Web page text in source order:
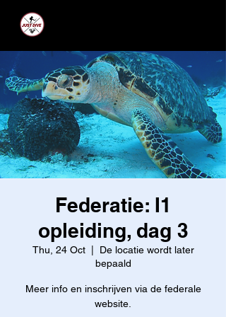
Federatie: I1
opleiding, dag 3
Thu, 24 Oct
  |
De locatie wordt later
bepaald
Meer info en inschrijven via de federale
website.